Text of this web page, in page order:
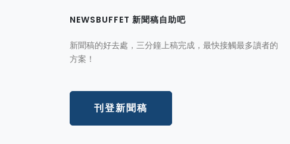
NEWSBUFFET 新聞稿自助吧
新聞稿的好去處，三分鐘上稿完成，最快接觸最多讀者的
方案！
刊登新聞稿